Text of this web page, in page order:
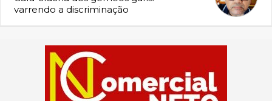
varrendo a discriminação